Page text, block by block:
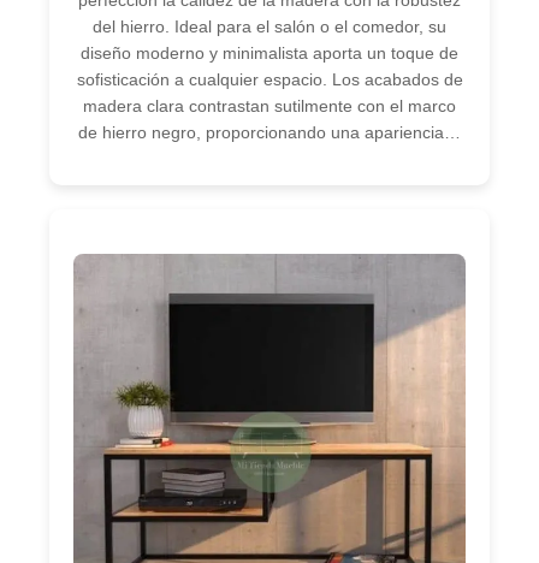
del hierro. Ideal para el salón o el comedor, su
diseño moderno y minimalista aporta un toque de
sofisticación a cualquier espacio. Los acabados de
madera clara contrastan sutilmente con el marco
de hierro negro, proporcionando una apariencia…